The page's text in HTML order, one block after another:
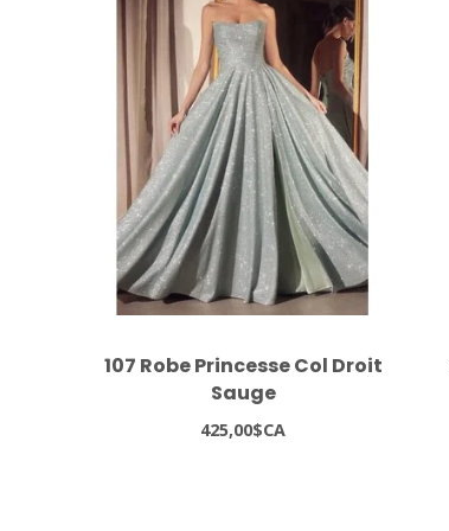
107 Robe Princesse Col Droit
Sauge
425,00$CA